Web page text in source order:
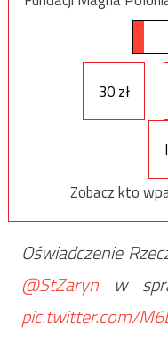
30 zł
Zobacz kto
Oświadczenie
@StZarynw
pic.twitter.com/